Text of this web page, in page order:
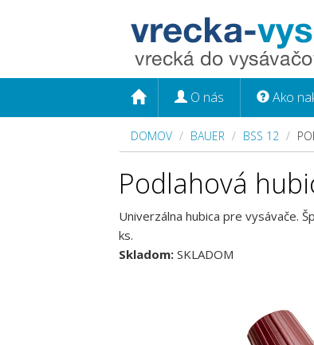
O nás Ako
DOMOV BAUER BSS 12
Podlahová
Univerzálna hubica pre vysávače.
ks.
Skladom:SKLADOM